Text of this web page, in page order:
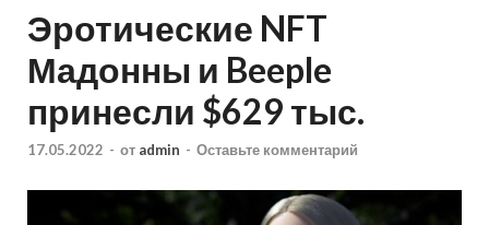
Эротические NFT
Мадонны и Beeple
принесли $629 тыс.
17.05.2022 - от admin - Оставьте комментарий